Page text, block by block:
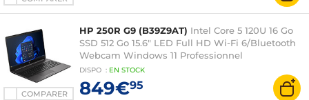
COMPARER
HP 250R G9 (B39Z9AT) Intel Core 5 120U 16 Go
SSD 512 Go 15.6" LED Full HD Wi-Fi 6/Bluetooth
Webcam Windows 11 Professionnel
DISPO : EN STOCK
849€95